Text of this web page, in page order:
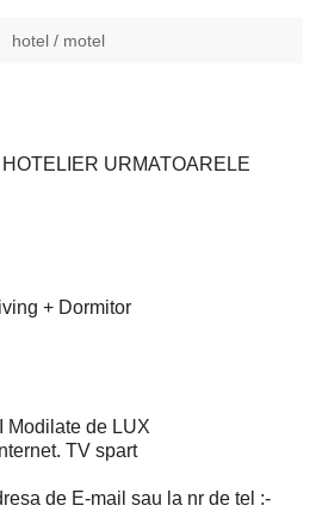
hotel / motel
URMATOARELE
+ Dormitor
Modilate de LUX
TV spart
de E-mail sau la nr de tel :-